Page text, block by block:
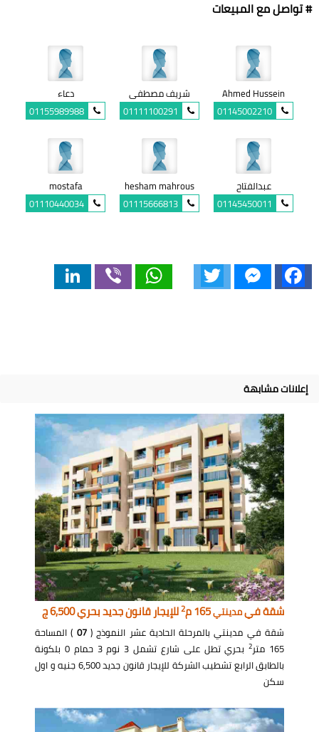
# تواصل مع المبيعات
Ahmed Hussein
01145002210
شريف مصطفى
01111100291
دعاء
01155989988
عبدالفتاح
01145450011
hesham mahrous
01115666813
mostafa
01110440034
Facebook
Messenger
WhatsApp
إعلانات مشابهة
شقة فيمدينتي165 م 2للإيجار قانون جديد بحري 6,500 ج
شقة في مدينتي بالمرحلة الحادية عشر النموذج (07 ) المساحة
165 متر
2
بحري تطل على شارع تشمل 3 نوم 3 حمام 0 بلكونة
بالطابق الرابع تشطيب الشركة للإيجار قانون جديد 6,500 جنيه و اول
سكن